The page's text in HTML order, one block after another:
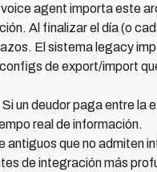
agent importa este
Al finalizar el día (o
El sistema legacy
de export/import
un deudor paga entre la
real de información.
que no admiten
de integración más